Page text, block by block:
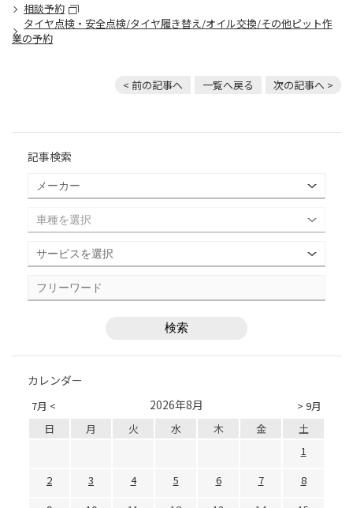
相談予約
タイヤ点検・安全点検/タイヤ履き替え/オイル交換/その他ピット作
業の予約
< 前の記事へ 一覧へ戻る 次の記事へ >
記事検索
カレンダー
7月 < > 9月
2026年8月
日 月 火 水 木 金
土
1
2
3 4 5 6 7
8